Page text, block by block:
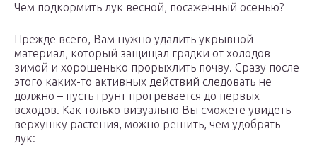
Чем подкормить лук весной, посаженный осенью?
Прежде всего, Вам нужно удалить укрывной
материал, который защищал грядки от холодов
зимой и хорошенько прорыхлить почву. Сразу после
этого каких-то активных действий следовать не
должно – пусть грунт прогревается до первых
всходов. Как только визуально Вы сможете увидеть
верхушку растения, можно решить, чем удобрять
лук: